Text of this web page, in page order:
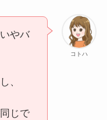
コトハ
やバ
、
じで